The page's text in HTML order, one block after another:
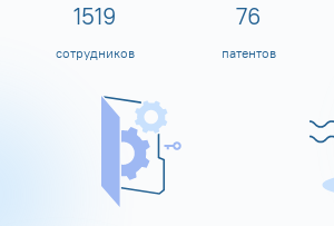
1600
сотрудников
80
патентов